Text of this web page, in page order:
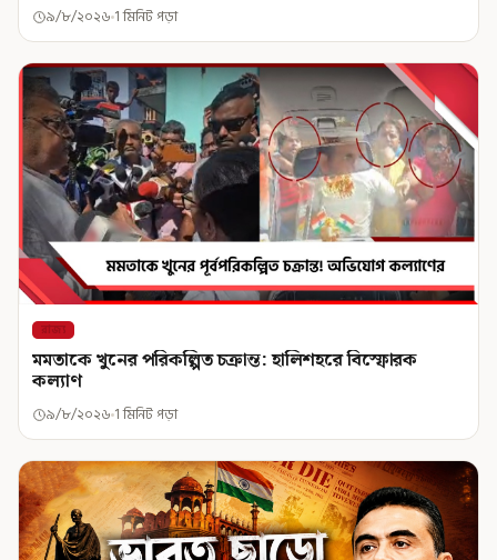
৯/৮/২০২৬ 1 মিনিট পড়া
রাজ্য
মমতাকে খুনের পরিকল্পিত চক্রান্ত: হালিশহরে বিস্ফোরক
কল্যাণ
৯/৮/২০২৬ 1 মিনিট পড়া